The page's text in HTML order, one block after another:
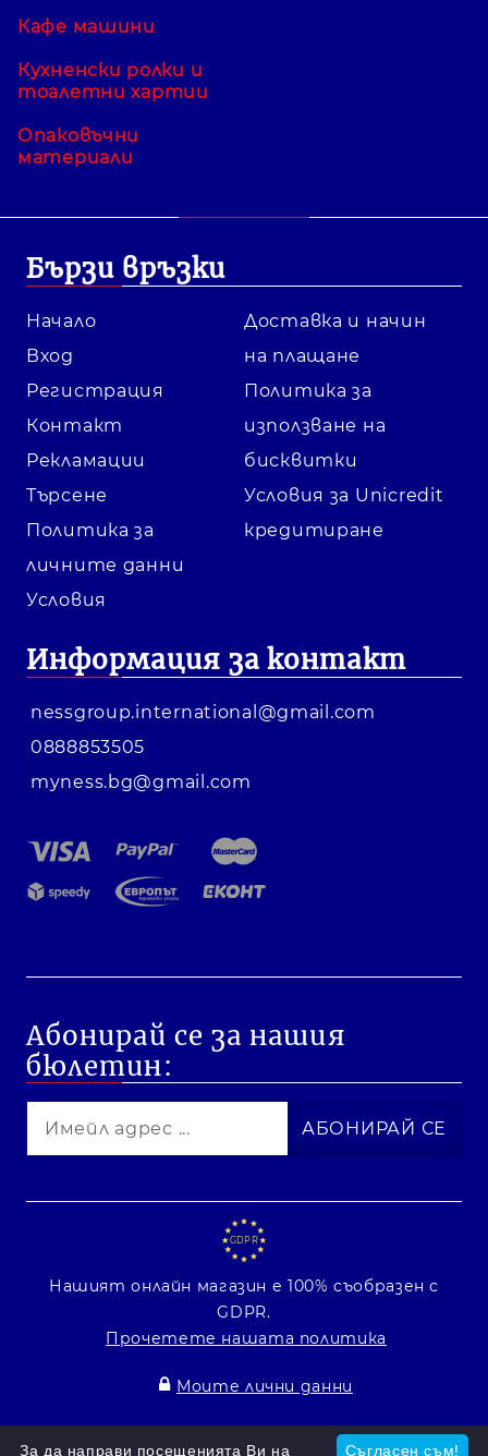
Кафе машини
Кухненски ролки и
тоалетни хартии
Опаковъчни
материали
Бързи връзки
Начало
Вход
Регистрация
Контакт
Рекламации
Търсене
Политика за
личните данни
Условия
Доставка и начин
на плащане
Политика за
използване на
бисквитки
Условия за Unicredit
кредитиране
Информация за контакт
nessgroup.international@gmail.com
0888853505
myness.bg@gmail.com
Абонирай се за нашия
бюлетин:
GDPR
Нашият онлайн магазин е 100% съобразен с
GDPR.
Прочетете нашата политика
Моите лични данни
Онлайн магазин от SELITON
Съгласен съм!
За да направи посещенията Ви на